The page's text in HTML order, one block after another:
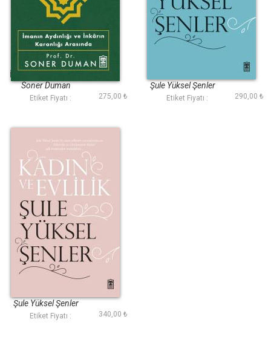
İnsanın Hikayesi
İmanın Aydınlığı ve
İnkarın Karanlığı
Arasında
Soner Duman
Etiket Fiyatı : 275,00 ₺
Şule Yüksel Şenler
Etiket Fiyatı : 290,00 ₺
Şule Yüksel Şenler
Etiket Fiyatı : 340,00 ₺